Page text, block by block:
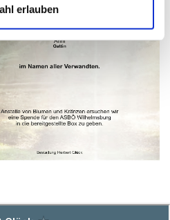
erlauben